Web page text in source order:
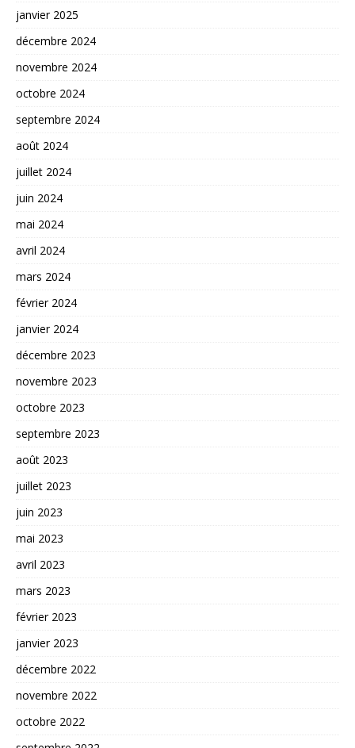
janvier 2025
décembre 2024
novembre 2024
octobre 2024
septembre 2024
août 2024
juillet 2024
juin 2024
mai 2024
avril 2024
mars 2024
février 2024
janvier 2024
décembre 2023
novembre 2023
octobre 2023
septembre 2023
août 2023
juillet 2023
juin 2023
mai 2023
avril 2023
mars 2023
février 2023
janvier 2023
décembre 2022
novembre 2022
octobre 2022